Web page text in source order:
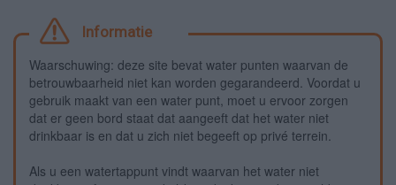
Informatie
Waarschuwing: deze site bevat water punten waarvan de
betrouwbaarheid niet kan worden gegarandeerd. Voordat u
gebruik maakt van een water punt, moet u ervoor zorgen
dat er geen bord staat dat aangeeft dat het water niet
drinkbaar is en dat u zich niet begeeft op privé terrein.
Als u een watertappunt vindt waarvan het water niet